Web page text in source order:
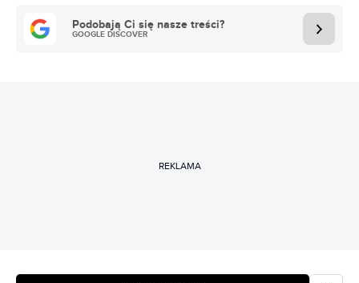
Podobają Ci się nasze treści?
GOOGLE DISCOVER
REKLAMA